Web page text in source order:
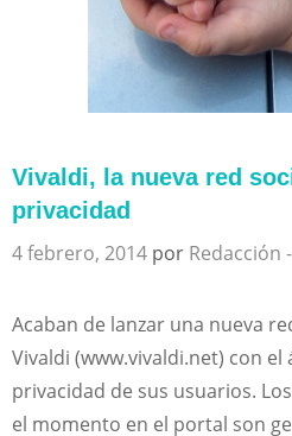
Vivaldi, la nueva red
privacidad
4 febrero, 2014 por Redacción
Acaban de lanzar una nueva
Vivaldi (www.vivaldi.net) con
privacidad de sus usuarios.
el momento en el portal son